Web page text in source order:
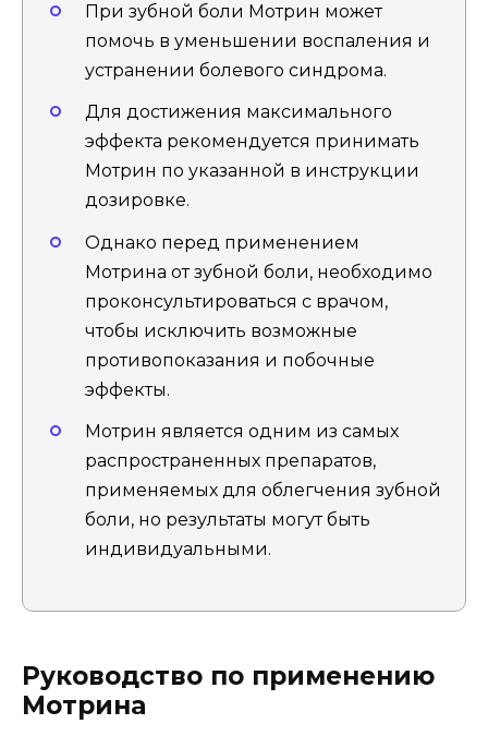
При зубной боли Мотрин может
помочь в уменьшении воспаления и
устранении болевого синдрома.
Для достижения максимального
эффекта рекомендуется принимать
Мотрин по указанной в инструкции
дозировке.
Однако перед применением
Мотрина от зубной боли, необходимо
проконсультироваться с врачом,
чтобы исключить возможные
противопоказания и побочные
эффекты.
Мотрин является одним из самых
распространенных препаратов,
применяемых для облегчения зубной
боли, но результаты могут быть
индивидуальными.
Руководство по применению
Мотрина